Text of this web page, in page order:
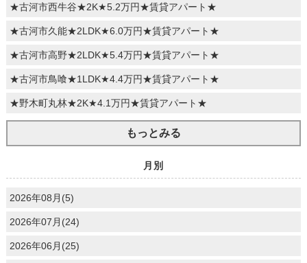
★古河市西牛谷★2K★5.2万円★賃貸アパート★
★古河市久能★2LDK★6.0万円★賃貸アパート★
★古河市高野★2LDK★5.4万円★賃貸アパート★
★古河市鳥喰★1LDK★4.4万円★賃貸アパート★
★野木町丸林★2K★4.1万円★賃貸アパート★
もっとみる
月別
2026年08月(5)
2026年07月(24)
2026年06月(25)